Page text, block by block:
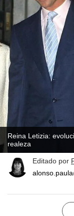
Reina Letizia:
realeza
Editado por